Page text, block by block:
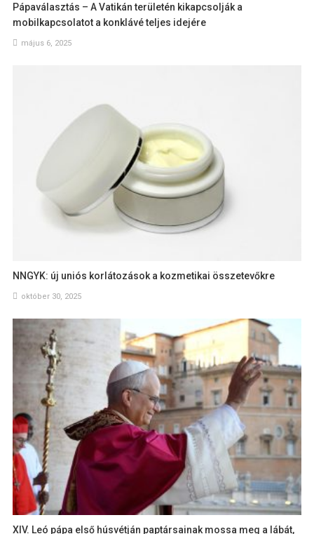
Pápaválasztás – A Vatikán területén kikapcsolják a
mobilkapcsolatot a konklávé teljes idejére
május 6, 2025
NNGYK: új uniós korlátozások a kozmetikai összetevőkre
október 30, 2025
XIV. Leó pápa első húsvétján paptársainak mossa meg a lábát,